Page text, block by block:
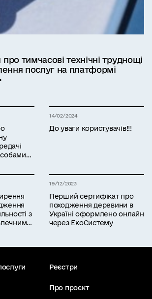
тимчасові технічні труднощі
послуг на платформі
14/02/2024
До уваги користувачів!!!
з
19/12/2023
Перший сертифікат про
походження деревини в
Україні оформлено онлайн
через ЕкоСистему
Реєстри
Про проєкт